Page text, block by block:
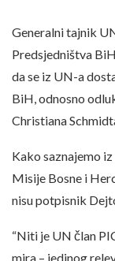
Generalni tajnik
Predsjedništva
da se iz UN-a
BiH, odnosno
Christiana
Kako saznajemo
Misije Bosne i
nisu potpisnik
“Niti je UN član
mira – jedinog